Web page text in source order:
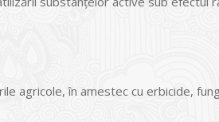
agricole, în amestec cu erbicide,